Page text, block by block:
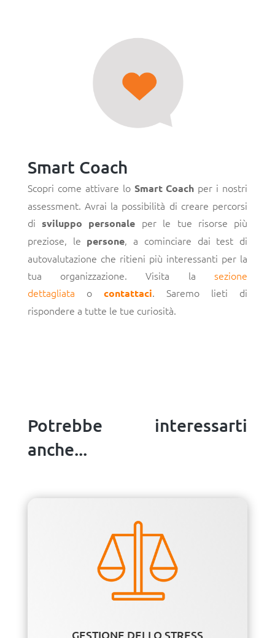
Smart Coach
Scopri come attivare lo Smart Coach per i nostri
assessment. Avrai la possibilità di creare percorsi
disviluppo personale per le tue risorse più
preziose, le persone, a cominciare dai test di
autovalutazione che ritieni più interessanti per la
tua organizzazione. Visita lasezione
dettagliata o contattaci. Saremo lieti di
rispondere a tutte le tue curiosità.
Potrebbe interessarti
anche...
GESTIONE DELLO STRESS